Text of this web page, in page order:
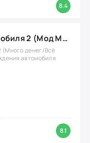
8.4
Симулятор Автомобиля 2 (Мод Много денег/Всё открыто)
(Много денег/Всё
автомобиля
8.1